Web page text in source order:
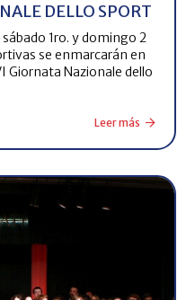
DELLO SPORT
1ro. y domingo 2
se enmarcarán en
Giornata Nazionale dello
Leer más